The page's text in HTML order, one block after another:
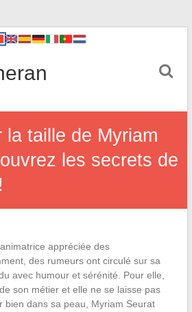
la taille de Myriam
les secrets de
appréciée des
des rumeurs ont circulé sur sa
avec humour et sérénité. Pour elle,
son métier et elle ne se laisse pas
bien dans sa peau, Myriam Seurat